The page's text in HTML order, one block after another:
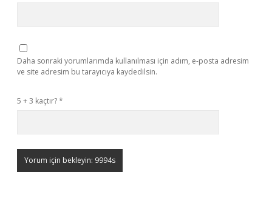
Daha sonraki yorumlarımda kullanılması için adım, e-posta adresim
ve site adresim bu tarayıcıya kaydedilsin.
5 + 3 kaçtır?*